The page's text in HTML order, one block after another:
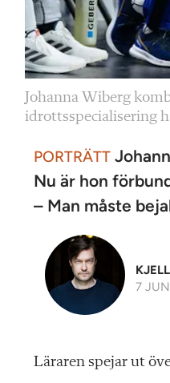
Johanna Wiberg
idrottsspecialisering
PORTRÄTT
Nu är hon
– Man måste
7
Läraren spejar ut